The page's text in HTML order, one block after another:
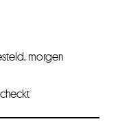
morgen